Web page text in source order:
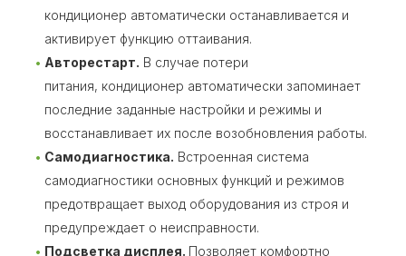
кондиционер автоматически останавливается и
активирует функцию оттаивания.
Авторестарт. В случае потери
питания, кондиционер автоматически запоминает
последние заданные настройки и режимы и
восстанавливает их после возобновления работы.
Самодиагностика. Встроенная система
самодиагностики основных функций и режимов
предотвращает выход оборудования из строя и
предупреждает о неисправности.
Подсветка дисплея. Позволяет комфортно